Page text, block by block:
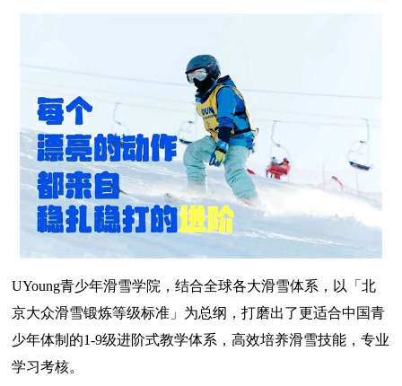
UYoung青少年滑雪学院，结合全球各大滑雪体系，以「北
京大众滑雪锻炼等级标准」为总纲，打磨出了更适合中国青
少年体制的1-9级进阶式教学体系，高效培养滑雪技能，专业
学习考核。